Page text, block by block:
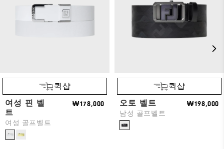
퀵샵
여성 핀 벨
트
여성 골프벨트
₩178,000
퀵샵
오토 벨트
남성 골프벨트
₩198,000